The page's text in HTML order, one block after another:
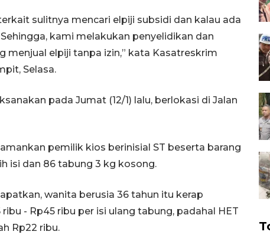
sulitnya mencari elpiji subsidi dan kalau ada
kami melakukan penyelidikan dan
menjual elpiji tanpa izin,” kata Kasatreskrim
Selasa.
pada Jumat (12/1) lalu, berlokasi di Jalan
pemilik kios berinisial ST beserta barang
isi dan 86 tabung 3 kg kosong.
wanita berusia 36 tahun itu kerap
- Rp45 ribu per isi ulang tabung, padahal HET
Rp22 ribu.